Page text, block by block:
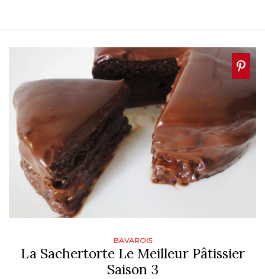
BAVAROIS
La Sachertorte Le Meilleur Pâtissier
Saison 3